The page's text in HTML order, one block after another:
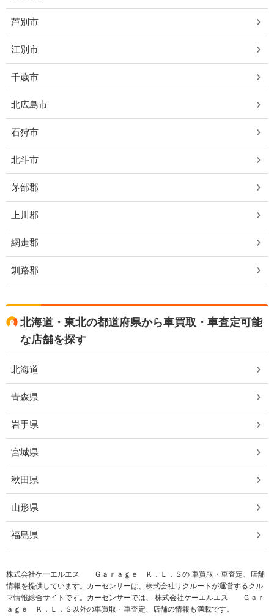
芦別市
江別市
千歳市
北広島市
石狩市
北斗市
茅部郡
上川郡
網走郡
釧路郡
北海道・東北の都道府県から車買取・車査定可能
な店舗を探す
北海道
青森県
岩手県
宮城県
秋田県
山形県
福島県
株式会社ケーエルエス Ｇａｒａｇｅ Ｋ．Ｌ．Ｓの 車買取・車査定、店舗
情報を提供しています。カーセンサーは、株式会社リクルートが運営するクル
マ情報総合サイトです。カーセンサーでは、 株式会社ケーエルエス Ｇａｒ
ａｇｅ Ｋ．Ｌ．Ｓ以外の車買取・車査定、店舗の情報も満載です。